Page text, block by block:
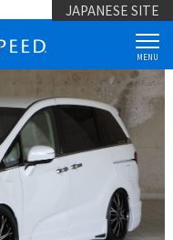
JAPANESE SITE
MENU